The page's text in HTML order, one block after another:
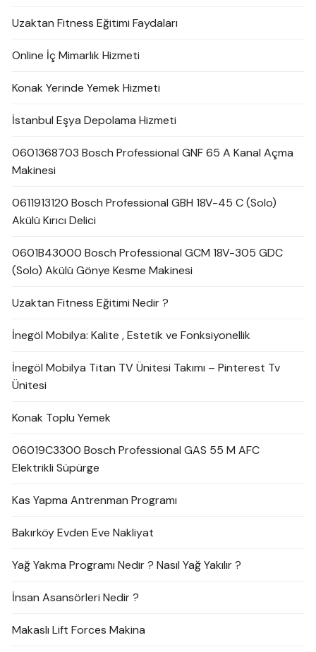
Uzaktan Fitness Eğitimi Faydaları
Online İç Mimarlık Hizmeti
Konak Yerinde Yemek Hizmeti
İstanbul Eşya Depolama Hizmeti
0601368703 Bosch Professional GNF 65 A Kanal Açma
Makinesi
0611913120 Bosch Professional GBH 18V-45 C (Solo)
Akülü Kırıcı Delici
0601B43000 Bosch Professional GCM 18V-305 GDC
(Solo) Akülü Gönye Kesme Makinesi
Uzaktan Fitness Eğitimi Nedir ?
İnegöl Mobilya: Kalite , Estetik ve Fonksiyonellik
İnegöl Mobilya Titan TV Ünitesi Takımı – Pinterest Tv
Ünitesi
Konak Toplu Yemek
06019C3300 Bosch Professional GAS 55 M AFC
Elektrikli Süpürge
Kas Yapma Antrenman Programı
Bakırköy Evden Eve Nakliyat
Yağ Yakma Programı Nedir ? Nasıl Yağ Yakılır ?
İnsan Asansörleri Nedir ?
Makaslı Lift Forces Makina